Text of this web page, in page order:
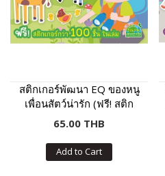
สติกเกอร์พัฒนา EQ ของหนู
เพื่อนสัตว์น่ารัก (ฟรี! สติก
เกอร์กว่า 100 ชิ้น ในเล่ม)
65.00 THB
Add to Cart